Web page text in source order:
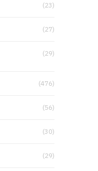
(23)
(27)
(29)
(476)
(56)
(30)
(29)